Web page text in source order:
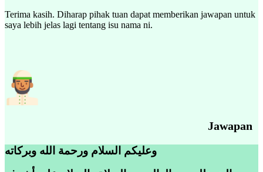
Terima kasih. Diharap pihak tuan dapat memberikan jawapan untuk
saya lebih jelas lagi tentang isu nama ni.
Jawapan
وعليكم السلام ورحمة الله وبركاته